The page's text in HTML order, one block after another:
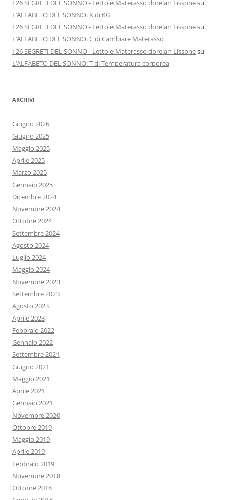
I 26 SEGRETI DEL SONNO - Letto e Materasso dorelan Lissonesu
L’ALFABETO DEL SONNO: K di KG
I 26 SEGRETI DEL SONNO - Letto e Materasso dorelan Lissonesu
L’ALFABETO DEL SONNO: C di Cambiare Materasso
I 26 SEGRETI DEL SONNO - Letto e Materasso dorelan Lissonesu
L’ALFABETO DEL SONNO: T di Temperatura corporea
ARCHIVI
Giugno 2026
Giugno 2025
Maggio 2025
Aprile 2025
Marzo 2025
Gennaio 2025
Dicembre 2024
Novembre 2024
Ottobre 2024
Settembre 2024
Agosto 2024
Luglio 2024
Maggio 2024
Novembre 2023
Settembre 2023
Agosto 2023
Aprile 2023
Febbraio 2022
Gennaio 2022
Settembre 2021
Giugno 2021
Maggio 2021
Aprile 2021
Gennaio 2021
Novembre 2020
Ottobre 2019
Maggio 2019
Aprile 2019
Febbraio 2019
Novembre 2018
Ottobre 2018